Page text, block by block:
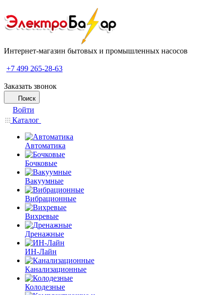
Интернет-магазин бытовых и промышленных насосов
+7 499 265-28-63
Заказать звонок
Поиск
Войти
Каталог
Автоматика
Бочковые
Вакуумные
Вибрационные
Вихревые
Дренажные
ИН-Лайн
Канализационные
Колодезные